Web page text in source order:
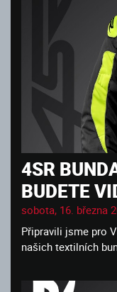
4SR
BUDETE
sobota, 16. března
Připravili jsme pro
našich textilních